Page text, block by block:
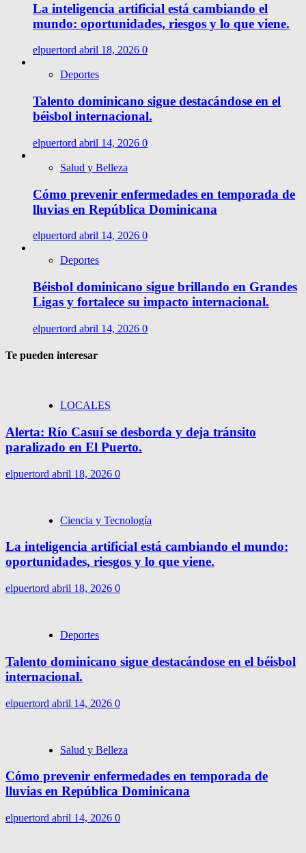
La inteligencia artificial está cambiando el
mundo: oportunidades, riesgos y lo que viene.
elpuertord abril 18, 2026 0
Deportes
Talento dominicano sigue destacándose en el
béisbol internacional.
elpuertord abril 14, 2026 0
Salud y Belleza
Cómo prevenir enfermedades en temporada de
lluvias en República Dominicana
elpuertord abril 14, 2026 0
Deportes
Béisbol dominicano sigue brillando en Grandes
Ligas y fortalece su impacto internacional.
elpuertord abril 14, 2026 0
Te pueden interesar
LOCALES
Alerta: Río Casuí se desborda y deja tránsito
paralizado en El Puerto.
elpuertord abril 18, 2026 0
Ciencia y Tecnología
La inteligencia artificial está cambiando el mundo:
oportunidades, riesgos y lo que viene.
elpuertord abril 18, 2026 0
Deportes
Talento dominicano sigue destacándose en el béisbol
internacional.
elpuertord abril 14, 2026 0
Salud y Belleza
Cómo prevenir enfermedades en temporada de
lluvias en República Dominicana
elpuertord abril 14, 2026 0